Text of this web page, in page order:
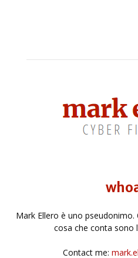
Mark Ellero è uno
cosa che conta sono
Contact me: